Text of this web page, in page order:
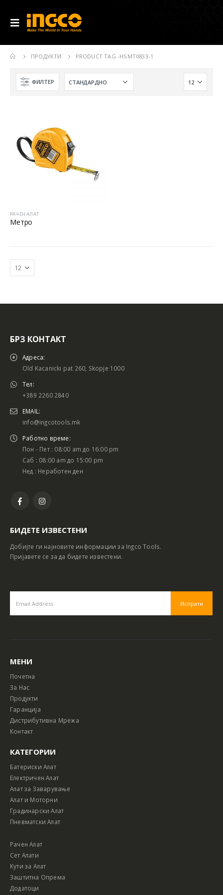
ПРОДУКТИ PRODUCT TAG -HSMT0833-1
ФИЛТЕР
РАЧЕН АЛАТ
Метро
БРЗ КОНТАКТ
Адреса:
Old Kacanicki pat 260, Skopje 1000
Тел:
+389 2260 2840
EMAIL:
info@ingcotools.mk
Работно време:
Пон - Пет : 08:00 am до 16:00 pm
Саб : 08:00 am до 15:00 pm
Нед : Неработен ден
БИДЕТЕ ИЗВЕСТЕНИ
Добијте ги најновите информации за Ingco Tools.
Пријавете се за да бидете известени.
МЕНИ
Почетна
За Нас
Продукти
Гаранција
Дистрибутивна Мрежа
Контакт
КАТЕГОРИИ
Батериски Алат
Електричен Алат
Алат за Заварување
Алат и Моторни
Градинарски Алат
Пневматски Алат
Рачен Алат
Сет Алати
Кути за Алат
Заштитна Опрема
Додатоци